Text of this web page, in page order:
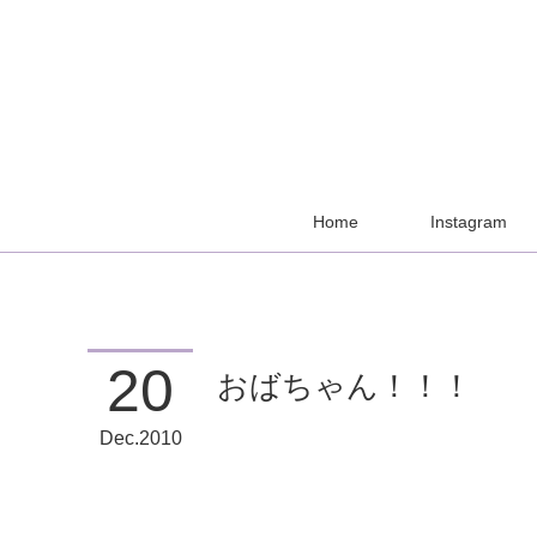
Home Instagram
20
Dec 2010
おばちゃん！！！